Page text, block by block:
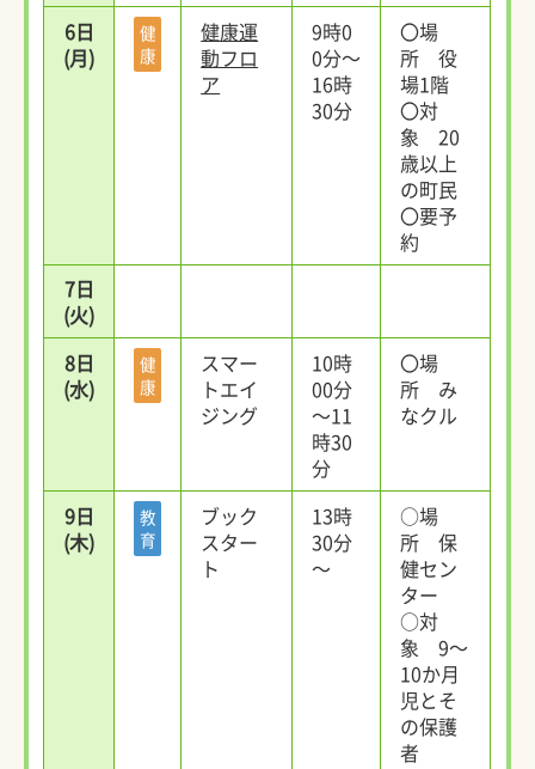
6日
(月)
健
康
健康運
動フロ
ア
9時0
0分～
16時
30分
〇場
所 役
場1階
〇対
象 20
歳以上
の町民
〇要予
約
7日
(火)
8日
(水)
健
康
スマー
トエイ
ジング
10時
00分
～11
時30
分
〇場
所 み
なクル
9日
(木)
教
育
ブック
スター
ト
13時
30分
～
○場
所 保
健セン
ター
○対
象 9～
10か月
児とそ
の保護
者